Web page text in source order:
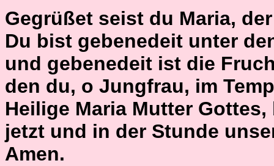
Gegrüßet seist du Maria,
Du bist gebenedeit unter
und gebenedeit ist die
den du, o Jungfrau, im
Heilige Maria Mutter
jetzt und in der Stunde
Amen.